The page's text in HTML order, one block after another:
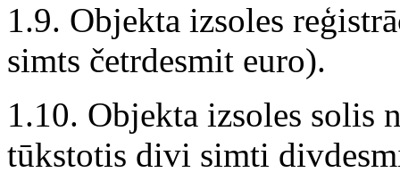
1.9. Objekta izsoles
simts četrdesmit euro).
1.10. Objekta izsoles solis
tūkstotis divi simti